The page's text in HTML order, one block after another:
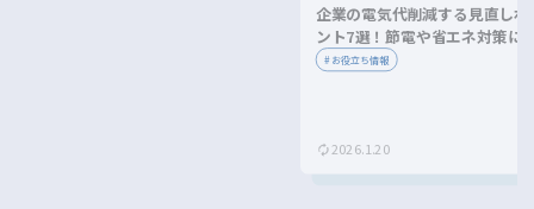
企業の電気代削減する見直しポ
ント7選！節電や省エネ対策に
ながる方法を紹介！
#お役立ち情報
2026.1.20